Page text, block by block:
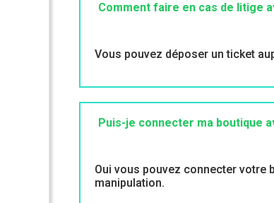
Comment faire en cas de litige
Vous pouvez déposer un ticket
Puis-je connecter ma boutique
Oui vous pouvez connecter votre
manipulation.